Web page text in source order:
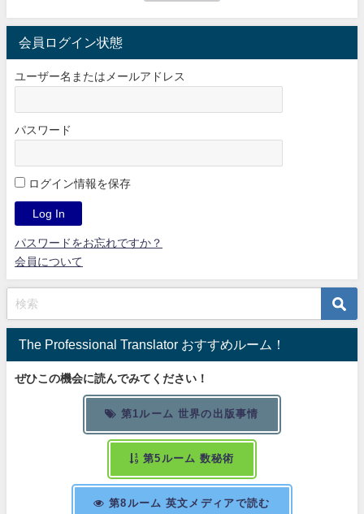
会員ログイン状態
ユーザー名またはメールアドレス
パスワード
ログイン情報を保存
パスワードをお忘れですか？
会員について
The Professional Translator おすすめルーム！
ぜひこの機会に読んでみてください！
第1ルーム 世界の出版事情
第5ルーム 数秘術
第8ルーム 英文メディアで読む